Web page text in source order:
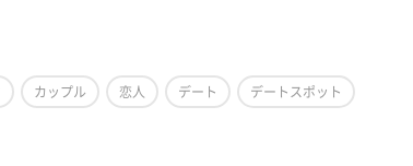
カップル 恋人 デート デートスポット